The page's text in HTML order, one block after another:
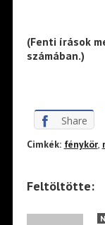
(Fenti írások
számában.)
Share
Cimkék: fénykör,
Feltöltötte: